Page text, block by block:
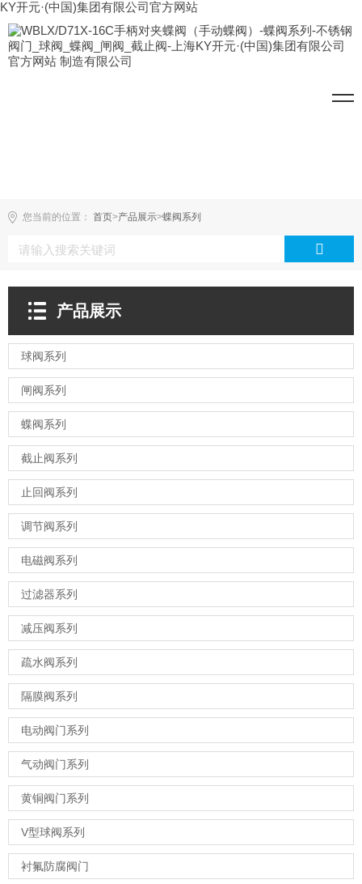
KY开元·(中国)集团有限公司官方网站
您当前的位置： 首页>产品展示>蝶阀系列
产品展示
球阀系列
闸阀系列
蝶阀系列
截止阀系列
止回阀系列
调节阀系列
电磁阀系列
过滤器系列
减压阀系列
疏水阀系列
隔膜阀系列
电动阀门系列
气动阀门系列
黄铜阀门系列
V型球阀系列
衬氟防腐阀门